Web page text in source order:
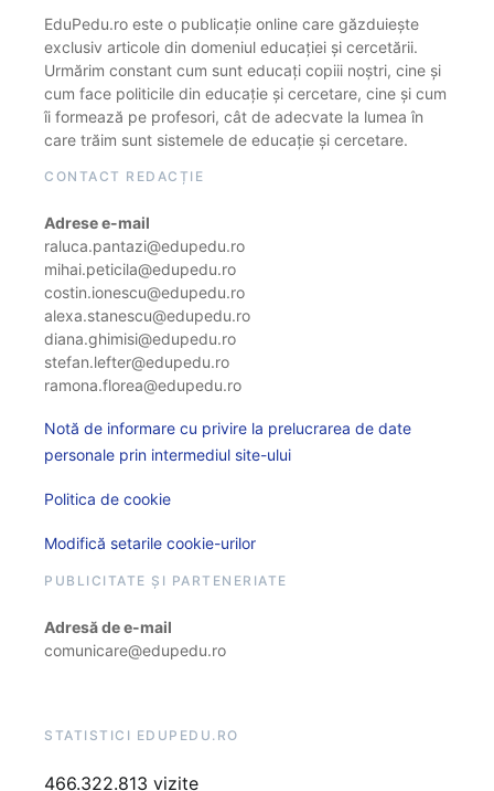
EduPedu.ro este o publicație online care găzduiește
exclusiv articole din domeniul educației și cercetării.
Urmărim constant cum sunt educați copiii noștri, cine și
cum face politicile din educație și cercetare, cine și cum
îi formează pe profesori, cât de adecvate la lumea în
care trăim sunt sistemele de educație și cercetare.
CONTACT REDACȚIE
Adrese e-mail
raluca.pantazi@edupedu.ro
mihai.peticila@edupedu.ro
costin.ionescu@edupedu.ro
alexa.stanescu@edupedu.ro
diana.ghimisi@edupedu.ro
stefan.lefter@edupedu.ro
ramona.florea@edupedu.ro
Notă de informare cu privire la prelucrarea de date
personale prin intermediul site-ului
Politica de cookie
Modifică setarile cookie-urilor
PUBLICITATE ȘI PARTENERIATE
Adresă de e-mail
comunicare@edupedu.ro
STATISTICI EDUPEDU.RO
466.322.813 vizite